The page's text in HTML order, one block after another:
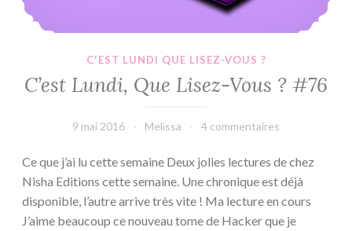
C'EST LUNDI QUE LISEZ-VOUS ?
C’est Lundi, Que Lisez-Vous ? #76
9 mai 2016 Melissa 4 commentaires
Ce que j’ai lu cette semaine Deux jolies lectures de chez
Nisha Editions cette semaine. Une chronique est déjà
disponible, l’autre arrive très vite ! Ma lecture en cours
J’aime beaucoup ce nouveau tome de Hacker que je